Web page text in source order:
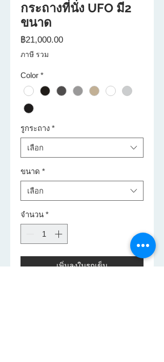
กระถางที่นั่ง UFO มี2
ขนาด
฿21,000.00ราคา
ภาษี รวม
Color *
รูกระถาง *
เลือก
ขนาด *
เลือก
จำนวน *
เพิ่มลงในรถเข็น